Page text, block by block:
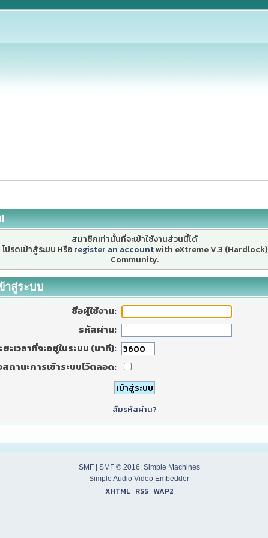
สมาชิกเท่านั้นที่จะเข้าใช้งานส่วนนี้ได้
โปรดเข้าสู่ระบบ หรือ register an accountwith eXtreme V.3 (Hardlock)
Community.
าสู่ระบบ
ชื่อผู้ใช้งาน:
รหัสผ่าน:
ยะเวลาที่จะอยู่ในระบบ (นาที):
สถานะการเข้าระบบไว้ตลอด:
ลืมรหัสผ่าน?
SMF| SMF © 2016, Simple Machines
Simple Audio Video Embedder
XHTML RSS WAP2